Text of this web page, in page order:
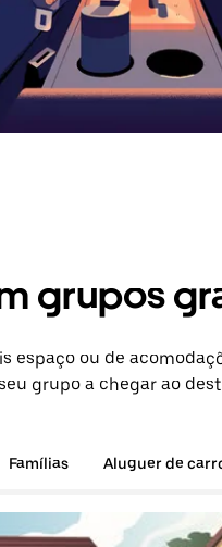
grupos
espaço ou de
grupo a chegar ao
Famílias Aluguer de